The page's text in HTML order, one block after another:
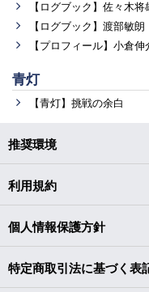
【ログブック】佐々木
【ログブック】渡部敏
【プロフィール】小倉
青灯
【青灯】挑戦の余白
推奨環境
利用規約
個人情報保護方針
特定商取引法に基づく表